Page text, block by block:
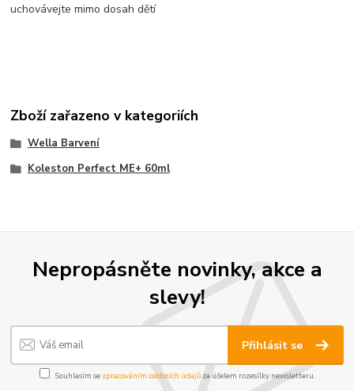
uchovávejte mimo dosah dětí
Zboží zařazeno v kategoriích
Wella Barvení
Koleston Perfect ME+ 60ml
Nepropásněte novinky, akce a
slevy!
Přihlásit se
Souhlasím se zpracováním osobních údajůza účelem rozesílky newsletteru.